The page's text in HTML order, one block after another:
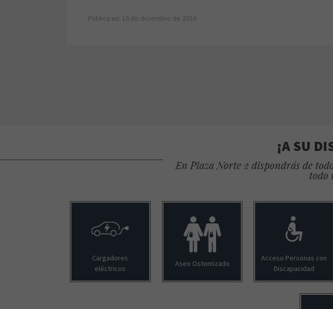
Publica en: 16 de diciembre de 2024
¡A SU
En Plaza Norte 2 dispondrás de
todo
Cargadores
eléctricos
Aseo Ostomizado
Acceso Personas con
Discapacidad